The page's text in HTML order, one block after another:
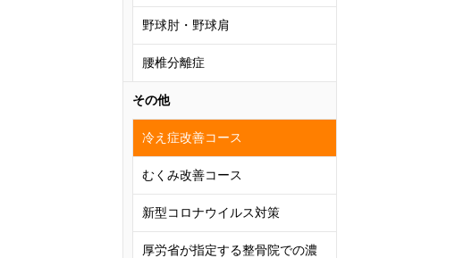
野球肘・野球肩
腰椎分離症
その他
冷え症改善コース
むくみ改善コース
新型コロナウイルス対策
厚労省が指定する整骨院での濃